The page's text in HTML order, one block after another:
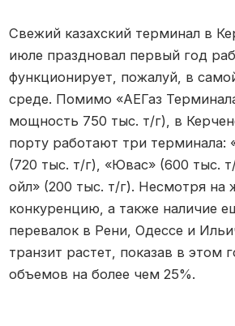
Свежий казахский терминал в
июле праздновал первый год
функционирует, пожалуй, в
среде. Помимо «АЕГаз
мощность 750 тыс. т/г), в
порту работают три терминала:
(720 тыс. т/г), «Ювас» (600 тыс.
ойл» (200 тыс. т/г). Несмотря на
конкуренцию, а также наличие
перевалок в Рени, Одессе и
транзит растет, показав в этом
объемов на более чем 25%.